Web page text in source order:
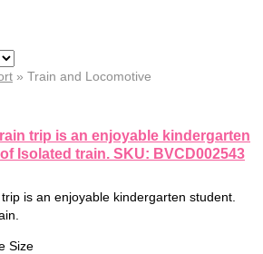
» Train and Locomotive
trip is an enjoyable kindergarten
Isolated train. SKU: BVCD002543
is an enjoyable kindergarten student.
Size